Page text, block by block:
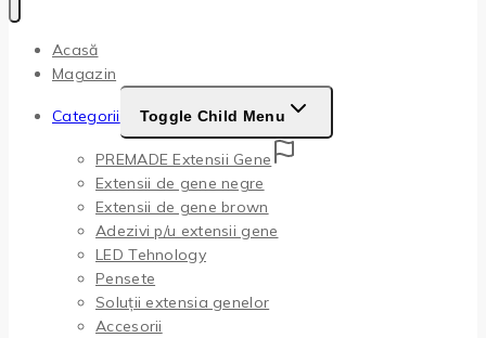
Acasă
Magazin
Categorii Toggle Child Menu
PREMADE Extensii Gene
Extensii de gene negre
Extensii de gene brown
Adezivi p/u extensii gene
LED Tehnology
Pensete
Soluții extensia genelor
Accesorii